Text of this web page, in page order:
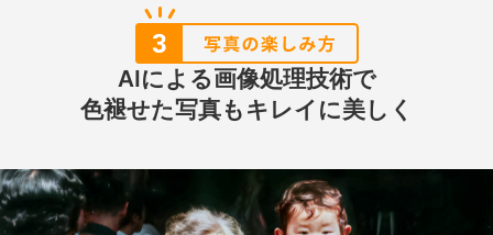
AIによる画像処理技術で
色褪せた写真もキレイに美しく